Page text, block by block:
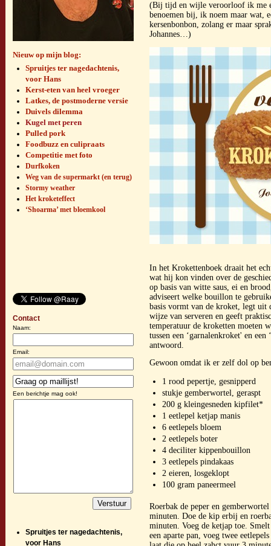
Nieuw op mijn blog:
Spruitjes ter nagedachtenis,
voor Hans
Kerst-eten van heel vroeger
Latkes, de postmoderne versie
Duivels dilemma
Kugel met peren
Pulled pork
Foodbuzz en culipraats
Competitie met foto
Durfkoken
Weg van de supermarkt (en terug)
Stormy weather
Het kroketeffect
‘Shoarma’ met bloemkool
Contact
Naam:
Email:
Een berichtje mag ook!
Spruitjes ter nagedachtenis,
voor Hans
(Bij tijd en wijle veroorloof ik me
benoemen bij, ik noem maar wat,
kersenbonbon, zolang er maar
Johannes…)
In het Krokettenboek draait het
wat hij kon vinden over de
op basis van witte saus, ei en
adviseert welke bouillon te
basis vormt van de kroket, legt uit
wijze van serveren en geeft
temperatuur de kroketten moeten
tussen een ‘garnalenkroket' en
antwoord.
Gewoon omdat ik er zelf dol op
1 rood pepertje, gesnipperd
stukje gemberwortel, geraspt
200 g kleingesneden kipfilet*
1 eetlepel ketjap manis
6 eetlepels bloem
2 eetlepels boter
4 deciliter kippenbouillon
3 eetlepels pindakaas
2 eieren, losgeklopt
100 gram paneermeel
Roerbak de peper en gemberwortel
minuten. Doe de kip erbij en
minuten. Voeg de ketjap toe.
een aparte pan, voeg twee